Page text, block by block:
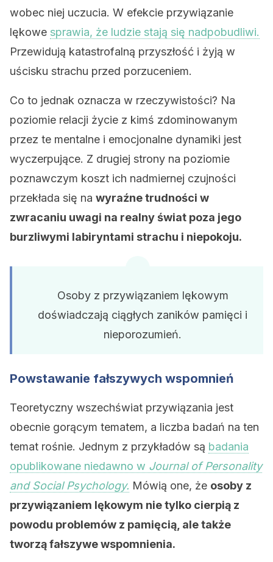
wobec niej uczucia. W efekcie przywiązanie
lękowe sprawia, że ludzie stają się nadpobudliwi.
Przewidują katastrofalną przyszłość i żyją w
uścisku strachu przed porzuceniem.
Co to jednak oznacza w rzeczywistości? Na
poziomie relacji życie z kimś zdominowanym
przez te mentalne i emocjonalne dynamiki jest
wyczerpujące. Z drugiej strony na poziomie
poznawczym koszt ich nadmiernej czujności
przekłada się na wyraźne trudności w
zwracaniu uwagi na realny świat poza jego
burzliwymi labiryntami strachu i niepokoju.
Osoby z przywiązaniem lękowym
doświadczają ciągłych zaników pamięci i
nieporozumień.
Powstawanie fałszywych wspomnień
Teoretyczny wszechświat przywiązania jest
obecnie gorącym tematem, a liczba badań na ten
temat rośnie. Jednym z przykładów są badania
opublikowane niedawno w Journal of Personality
and Social Psychology. Mówią one, że osoby z
przywiązaniem lękowym nie tylko cierpią z
powodu problemów z pamięcią, ale także
tworzą fałszywe wspomnienia.